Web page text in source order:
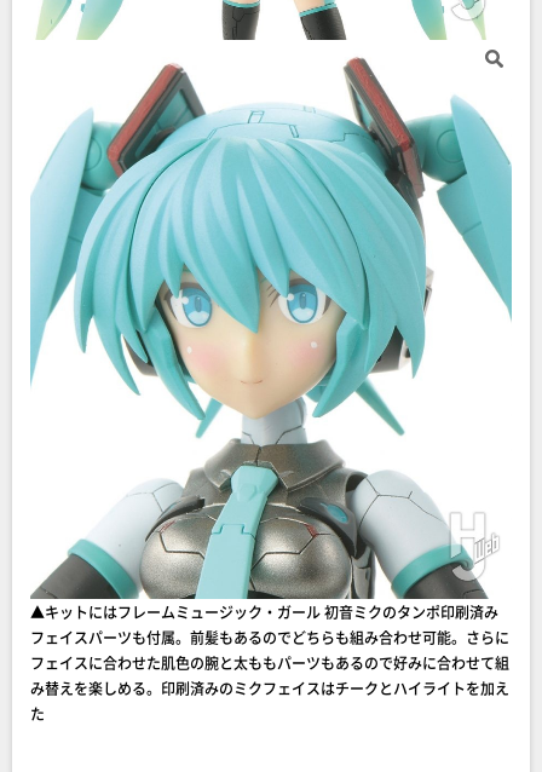
▲キットにはフレームミュージック・ガール 初音ミクのタンポ印刷済み
フェイスパーツも付属。前髪もあるのでどちらも組み合わせ可能。さらに
フェイスに合わせた肌色の腕と太ももパーツもあるので好みに合わせて組
み替えを楽しめる。印刷済みのミクフェイスはチークとハイライトを加え
た